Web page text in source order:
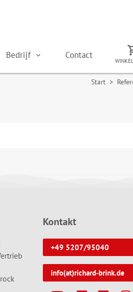
Bedrijf Contact
Start >
Kontakt
+49 5207/95040
info(at)richard-brink.de